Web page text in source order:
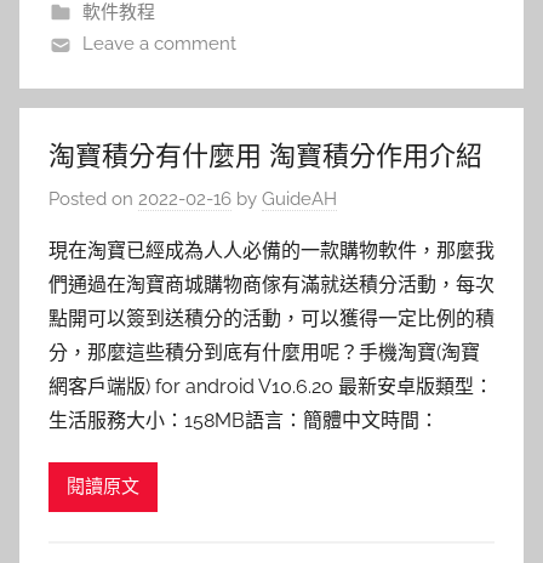
軟件教程
Leave a comment
淘寶積分有什麼用 淘寶積分作用介紹
Posted on 2022-02-16 by GuideAH
現在淘寶已經成為人人必備的一款購物軟件，那麼我
們通過在淘寶商城購物商傢有滿就送積分活動，每次
點開可以簽到送積分的活動，可以獲得一定比例的積
分，那麼這些積分到底有什麼用呢？手機淘寶(淘寶
網客戶端版) for android V10.6.20 最新安卓版類型：
生活服務大小：158MB語言：簡體中文時間：
閱讀原文